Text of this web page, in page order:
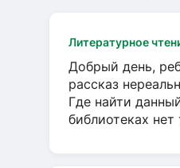
Литературное
Добрый день,
рассказ
Где найти
библиотеках нет